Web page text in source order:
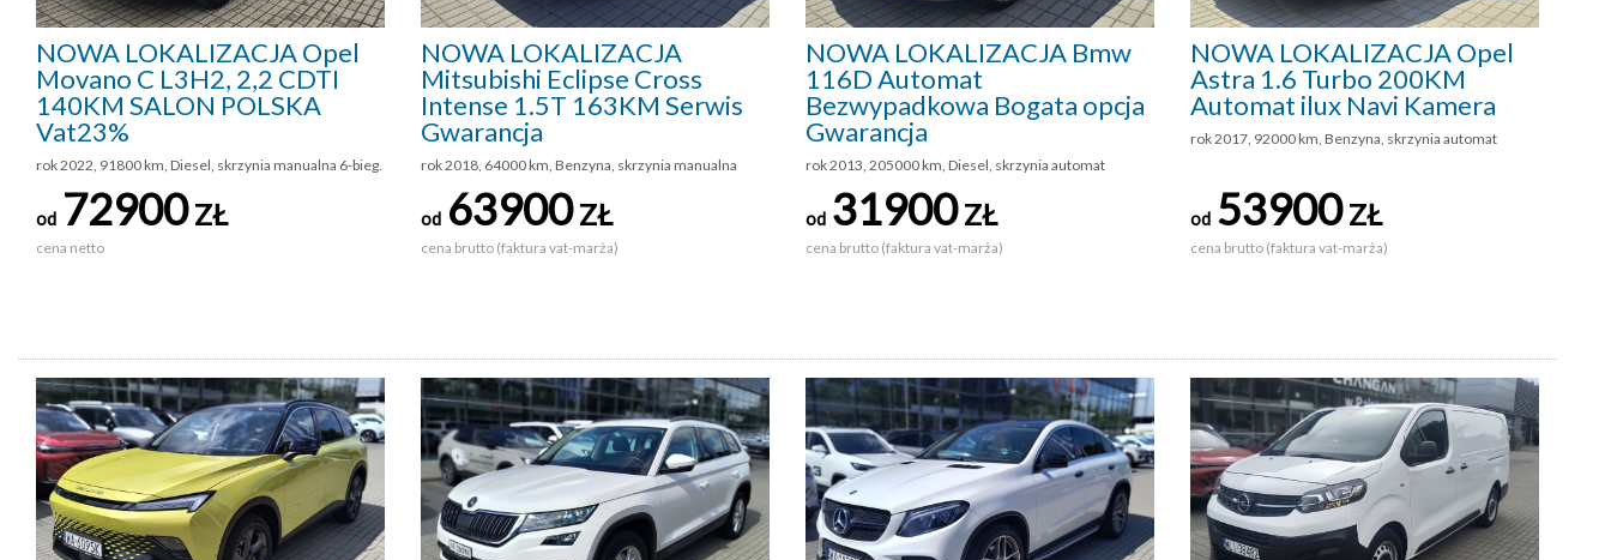
NOWA LOKALIZACJA Opel
Movano C L3H2, 2,2 CDTI
140KM SALON POLSKA
Vat23%
rok 2022, 91800 km, Diesel, skrzynia manualna 6-bieg.
od 72900ZŁ
cena netto
NOWA LOKALIZACJA
Mitsubishi Eclipse Cross
Intense 1.5T 163KM Serwis
Gwarancja
rok 2018, 64000 km, Benzyna, skrzynia manualna
od 63900ZŁ
cena brutto (faktura vat-marża)
NOWA LOKALIZACJA Bmw
116D Automat
Bezwypadkowa Bogata opcja
Gwarancja
rok 2013, 205000 km, Diesel, skrzynia automat
od 31900ZŁ
cena brutto (faktura vat-marża)
NOWA LOKALIZACJA Opel
Astra 1.6 Turbo 200KM
Automat ilux Navi Kamera
rok 2017, 92000 km, Benzyna, skrzynia automat
od 53900ZŁ
cena brutto (faktura vat-marża)